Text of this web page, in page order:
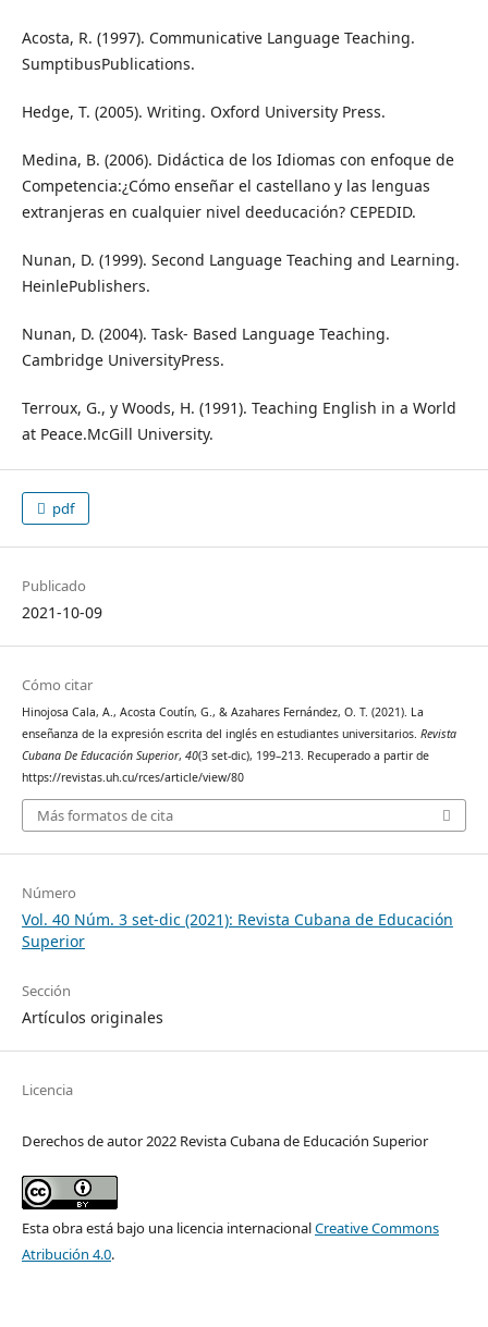
Acosta, R. (1997). Communicative Language Teaching.
SumptibusPublications.
Hedge, T. (2005). Writing. Oxford University Press.
Medina, B. (2006). Didáctica de los Idiomas con enfoque de
Competencia:¿Cómo enseñar el castellano y las lenguas
extranjeras en cualquier nivel deeducación? CEPEDID.
Nunan, D. (1999). Second Language Teaching and Learning.
HeinlePublishers.
Nunan, D. (2004). Task- Based Language Teaching.
Cambridge UniversityPress.
Terroux, G., y Woods, H. (1991). Teaching English in a World
at Peace.McGill University.
pdf
Publicado
2021-10-09
Cómo citar
Hinojosa Cala, A., Acosta Coutín, G., & Azahares Fernández, O. T. (2021). La
enseñanza de la expresión escrita del inglés en estudiantes universitarios. Revista
Cubana De Educación Superior, 40(3 set-dic), 199–213. Recuperado a partir de
https://revistas.uh.cu/rces/article/view/80
Más formatos de cita
Número
Vol. 40 Núm. 3 set-dic (2021): Revista Cubana de Educación
Superior
Sección
Artículos originales
Licencia
Derechos de autor 2022 Revista Cubana de Educación Superior
Esta obra está bajo una licencia internacionalCreative Commons
Atribución 4.0.